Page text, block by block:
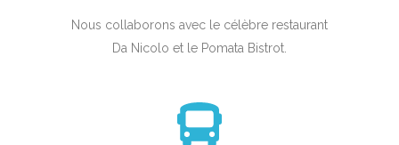
Nous collaborons avec le célèbre restaurant
Da Nicolo et le Pomata Bistrot.